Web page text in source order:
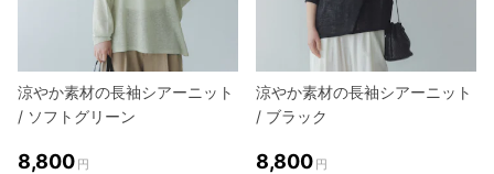
涼やか素材の長袖シアーニット
/ ソフトグリーン
8,800 円
涼やか素材の長袖シアーニット
/ ブラック
8,800 円